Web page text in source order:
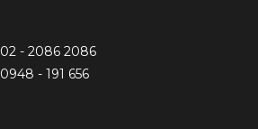
02 - 2086 2086
0948 - 191 656